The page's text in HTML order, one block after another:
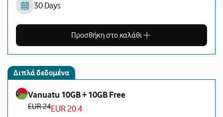
30 Days
Προσθήκη στο καλάθι
Διπλά δεδομένα
Vanuatu 10GB + 10GB Free
EUR 24EUR 20.4